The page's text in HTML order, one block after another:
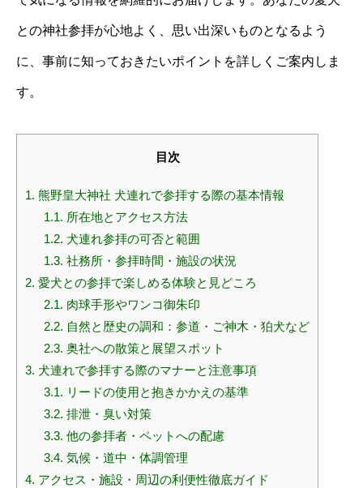
との神社参拝が心地よく、思い出深いものとなるよう
に、事前に知っておきたいポイントを詳しくご案内しま
す。
目次
1. 熊野皇大神社 犬連れで参拝する際の基本情報
1.1. 所在地とアクセス方法
1.2. 犬連れ参拝の可否と範囲
1.3. 社務所・参拝時間・施設の状況
2. 愛犬との参拝で楽しめる体験と見どころ
2.1. 肉球手形やワンコ御朱印
2.2. 自然と歴史の調和：参道・ご神木・狛犬など
2.3. 奥社への散策と展望スポット
3. 犬連れで参拝する際のマナーと注意事項
3.1. リードの使用と抱きかかえの基準
3.2. 排泄・臭い対策
3.3. 他の参拝者・ペットへの配慮
3.4. 気候・道中・体調管理
4. アクセス・施設・周辺の利便性徹底ガイド